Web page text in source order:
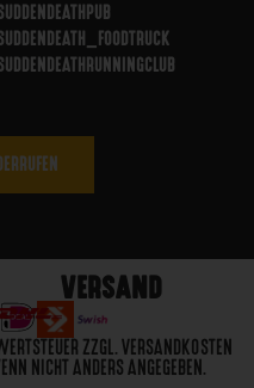
VERSAND
ZZGL. VERSANDKOSTEN
NICHT ANDERS ANGEGEBEN.